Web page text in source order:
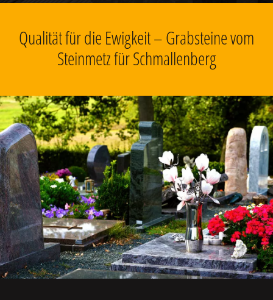
Qualität für die Ewigkeit – Grabsteine vom
Steinmetz für Schmallenberg